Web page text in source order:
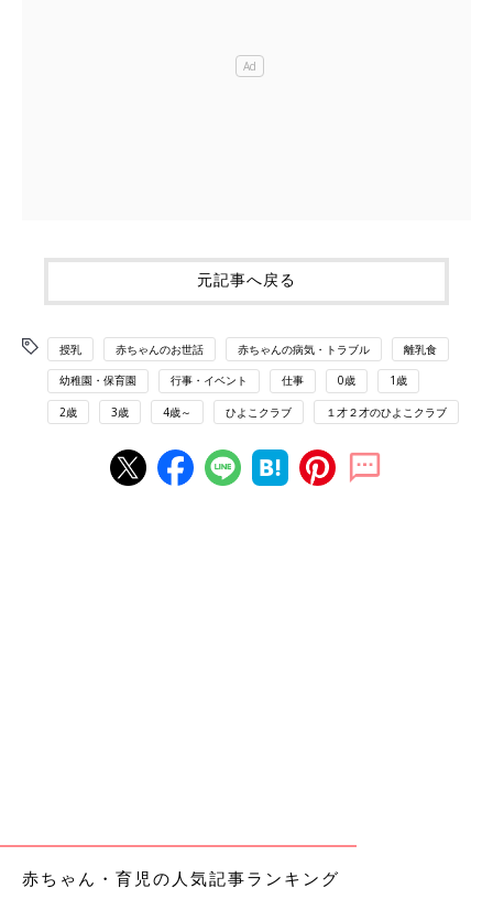
元記事へ戻る
授乳 赤ちゃんのお世話 赤ちゃんの病気・トラブル 離乳食
幼稚園・保育園 行事・イベント 仕事 0歳 1歳
2歳 3歳 4歳～ ひよこクラブ １才２才のひよこクラブ
赤ちゃん・育児の人気記事ランキング